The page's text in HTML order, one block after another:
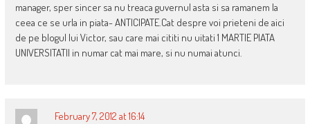
manager, sper sincer sa nu treaca guvernul asta si sa ramanem la
ceea ce se urla in piata- ANTICIPATE.Cat despre voi prieteni de aici
de pe blogul lui Victor, sau care mai cititi nu uitati 1 MARTIE PIATA
UNIVERSITATII in numar cat mai mare, si nu numai atunci.
February 7, 2012 at 16:14